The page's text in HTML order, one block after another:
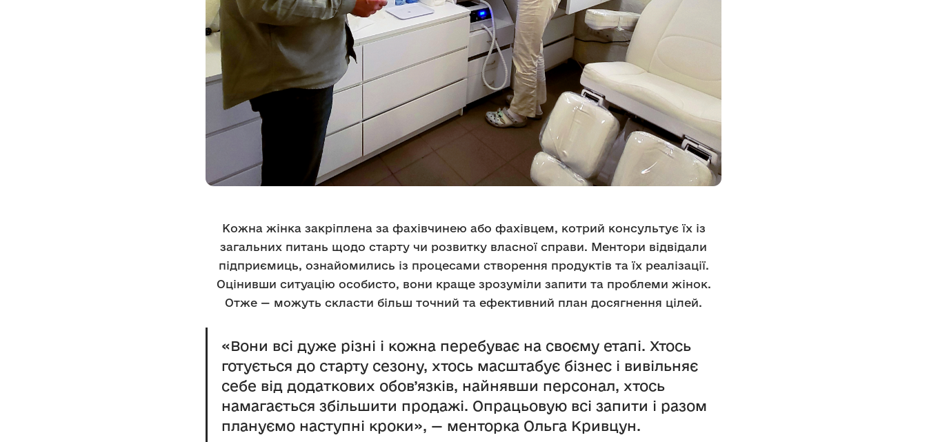
Кожна жінка закріплена за фахівчинею або фахівцем, котрий консультує їх із
загальних питань щодо старту чи розвитку власної справи. Ментори відвідали
підприємиць, ознайомились із процесами створення продуктів та їх реалізації.
Оцінивши ситуацію особисто, вони краще зрозуміли запити та проблеми жінок.
Отже — можуть скласти більш точний та ефективний план досягнення цілей.
«Вони всі дуже різні і кожна перебуває на своєму етапі. Хтось
готується до старту сезону, хтось масштабує бізнес і вивільняє
себе від додаткових обов’язків, найнявши персонал, хтось
намагається збільшити продажі. Опрацьовую всі запити і разом
плануємо наступні кроки», — менторка Ольга Кривцун.